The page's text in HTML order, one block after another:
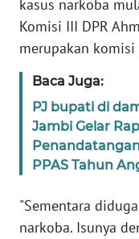
kasus narkoba
Komisi III DPR
merupakan
Baca Juga:
PJ bupati di
Jambi Gelar
PPAS Tahun
"Sementara
narkoba. Isunya
Wahana
Regional
WN
SUMUT
WN
JAKARTA